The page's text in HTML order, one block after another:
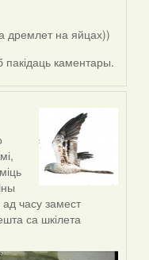
дремлет на яйцах))
пакідаць каментары.
ад часу замест
са шкілета